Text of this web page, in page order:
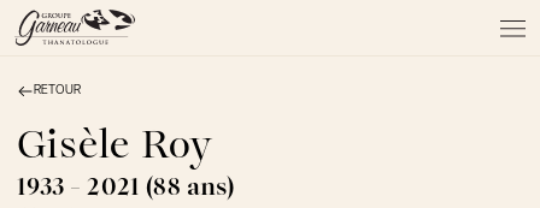
À PROPOS
NOS SERVICES
NOS PRODUITS
NOTRE ÉQUIPE
RETOUR
Gisèle Roy
1933 - 2021 (88 ans)